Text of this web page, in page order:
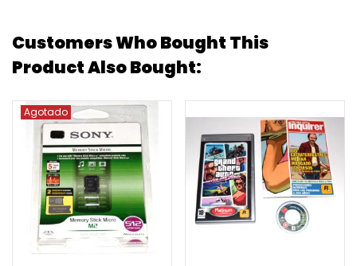
Customers Who Bought This
Product Also Bought:
Agotado